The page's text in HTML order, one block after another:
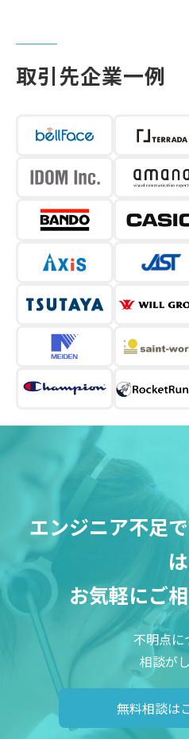
取引先企業一例
エンジニア不足
は
お気軽にご
不明点に
相談が
無料相談は